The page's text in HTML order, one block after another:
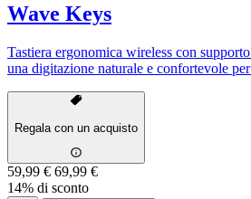
Wave Keys
Tastiera ergonomica wireless con
una digitazione naturale e confortevole
Regala con un acquisto
59,99 € 69,99 €
14% di sconto